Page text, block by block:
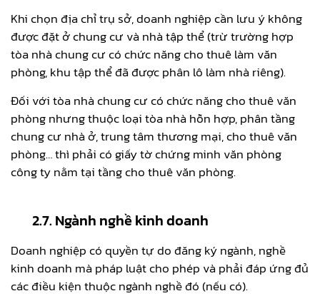
Khi chọn địa chỉ trụ sở, doanh nghiệp cần lưu ý không
được đặt ở chung cư và nhà tập thể (trừ trường hợp
tòa nhà chung cư có chức năng cho thuê làm văn
phòng, khu tập thể đã được phân lô làm nhà riêng).
Đối với tòa nhà chung cư có chức năng cho thuê văn
phòng nhưng thuộc loại tòa nhà hỗn hợp, phân tầng
chung cư nhà ở, trung tâm thương mại, cho thuê văn
phòng… thì phải có giấy tờ chứng minh văn phòng
công ty nằm tại tầng cho thuê văn phòng.
2.7. Ngành nghề kinh doanh
Doanh nghiệp có quyền tự do đăng ký ngành, nghề
kinh doanh mà pháp luật cho phép và phải đáp ứng đủ
các điều kiện thuộc ngành nghề đó (nếu có).